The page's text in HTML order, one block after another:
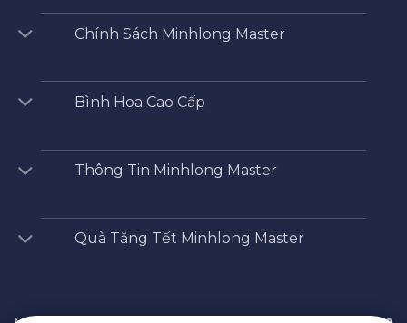
Chính Sách Minhlong Master
Bình Hoa Cao Cấp
Thông Tin Minhlong Master
Quà Tặng Tết Minhlong Master